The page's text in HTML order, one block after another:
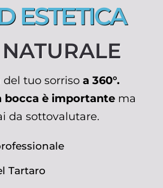
ESTETICA
tuo sorriso a 360°.
bocca è importante ma
da sottovalutare.
Tartaro